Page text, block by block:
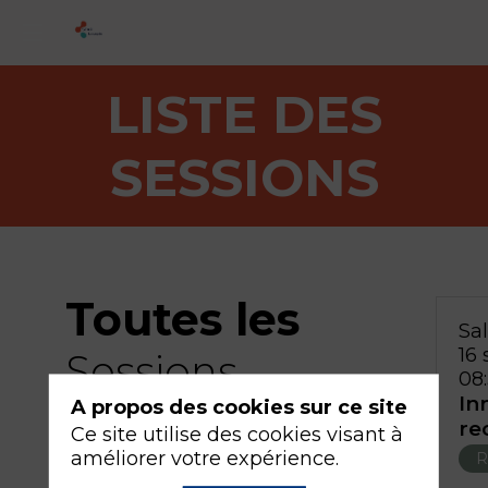
LISTE DES
SESSIONS
Toutes les
Sessions
16
A propos des cookies sur ce site
Ce site utilise des cookies visant à
améliorer votre expérience.